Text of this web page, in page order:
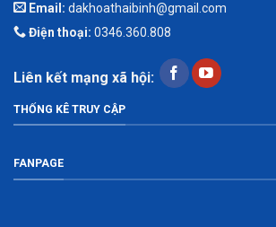
Email: dakhoathaibinh@gmail.com
Điện thoại: 0346.360.808
Liên kết mạng xã hội:
THỐNG KÊ TRUY CẬP
FANPAGE